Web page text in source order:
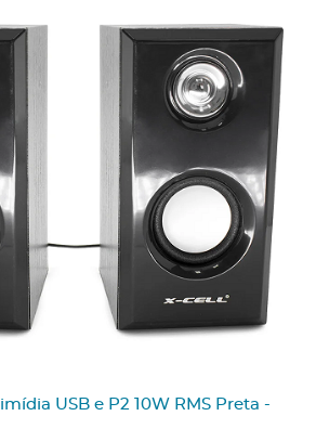
Preta -
Caixa de Som